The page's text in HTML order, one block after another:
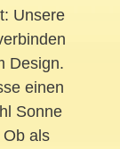
Unsere
Design.
einen
Sonne
als